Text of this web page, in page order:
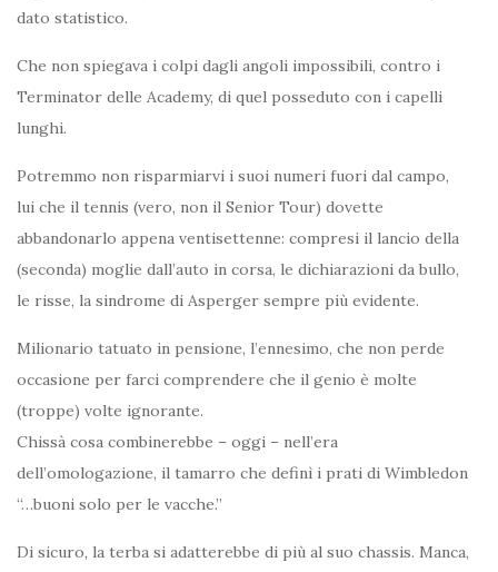
dato statistico.
Che non spiegava i colpi dagli angoli impossibili, contro i
Terminator delle Academy, di quel posseduto con i capelli
lunghi.
Potremmo non risparmiarvi i suoi numeri fuori dal campo,
lui che il tennis (vero, non il Senior Tour) dovette
abbandonarlo appena ventisettenne: compresi il lancio della
(seconda) moglie dall’auto in corsa, le dichiarazioni da bullo,
le risse, la sindrome di Asperger sempre più evidente.
Milionario tatuato in pensione, l’ennesimo, che non perde
occasione per farci comprendere che il genio è molte
(troppe) volte ignorante.
Chissà cosa combinerebbe – oggi – nell’era
dell’omologazione, il tamarro che definì i prati di Wimbledon
“…buoni solo per le vacche.”
Di sicuro, la terba si adatterebbe di più al suo chassis. Manca,